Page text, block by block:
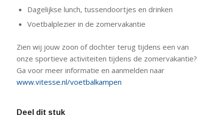
Dagelijkse lunch, tussendoortjes en drinken
Voetbalplezier in de zomervakantie
Zien wij jouw zoon of dochter terug tijdens een van
onze sportieve activiteiten tijdens de zomervakantie?
Ga voor meer informatie en aanmelden naar
www.vitesse.nl/voetbalkampen
Deel dit stuk